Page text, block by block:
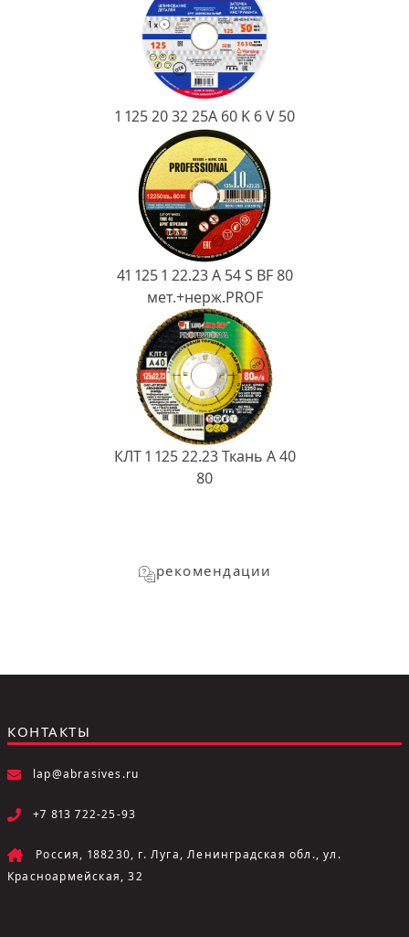
1 125 20 32 25А 60 K 6 V 50
41 125 1 22.23 A 54 S BF 80
мет.+нерж.PROF
КЛТ 1 125 22.23 Ткань A 40
80
рекомендации
КОНТАКТЫ
lap@abrasives.ru
+7 813 722-25-93
Россия, 188230, г. Луга, Ленинградская обл., ул.
Красноармейская, 32